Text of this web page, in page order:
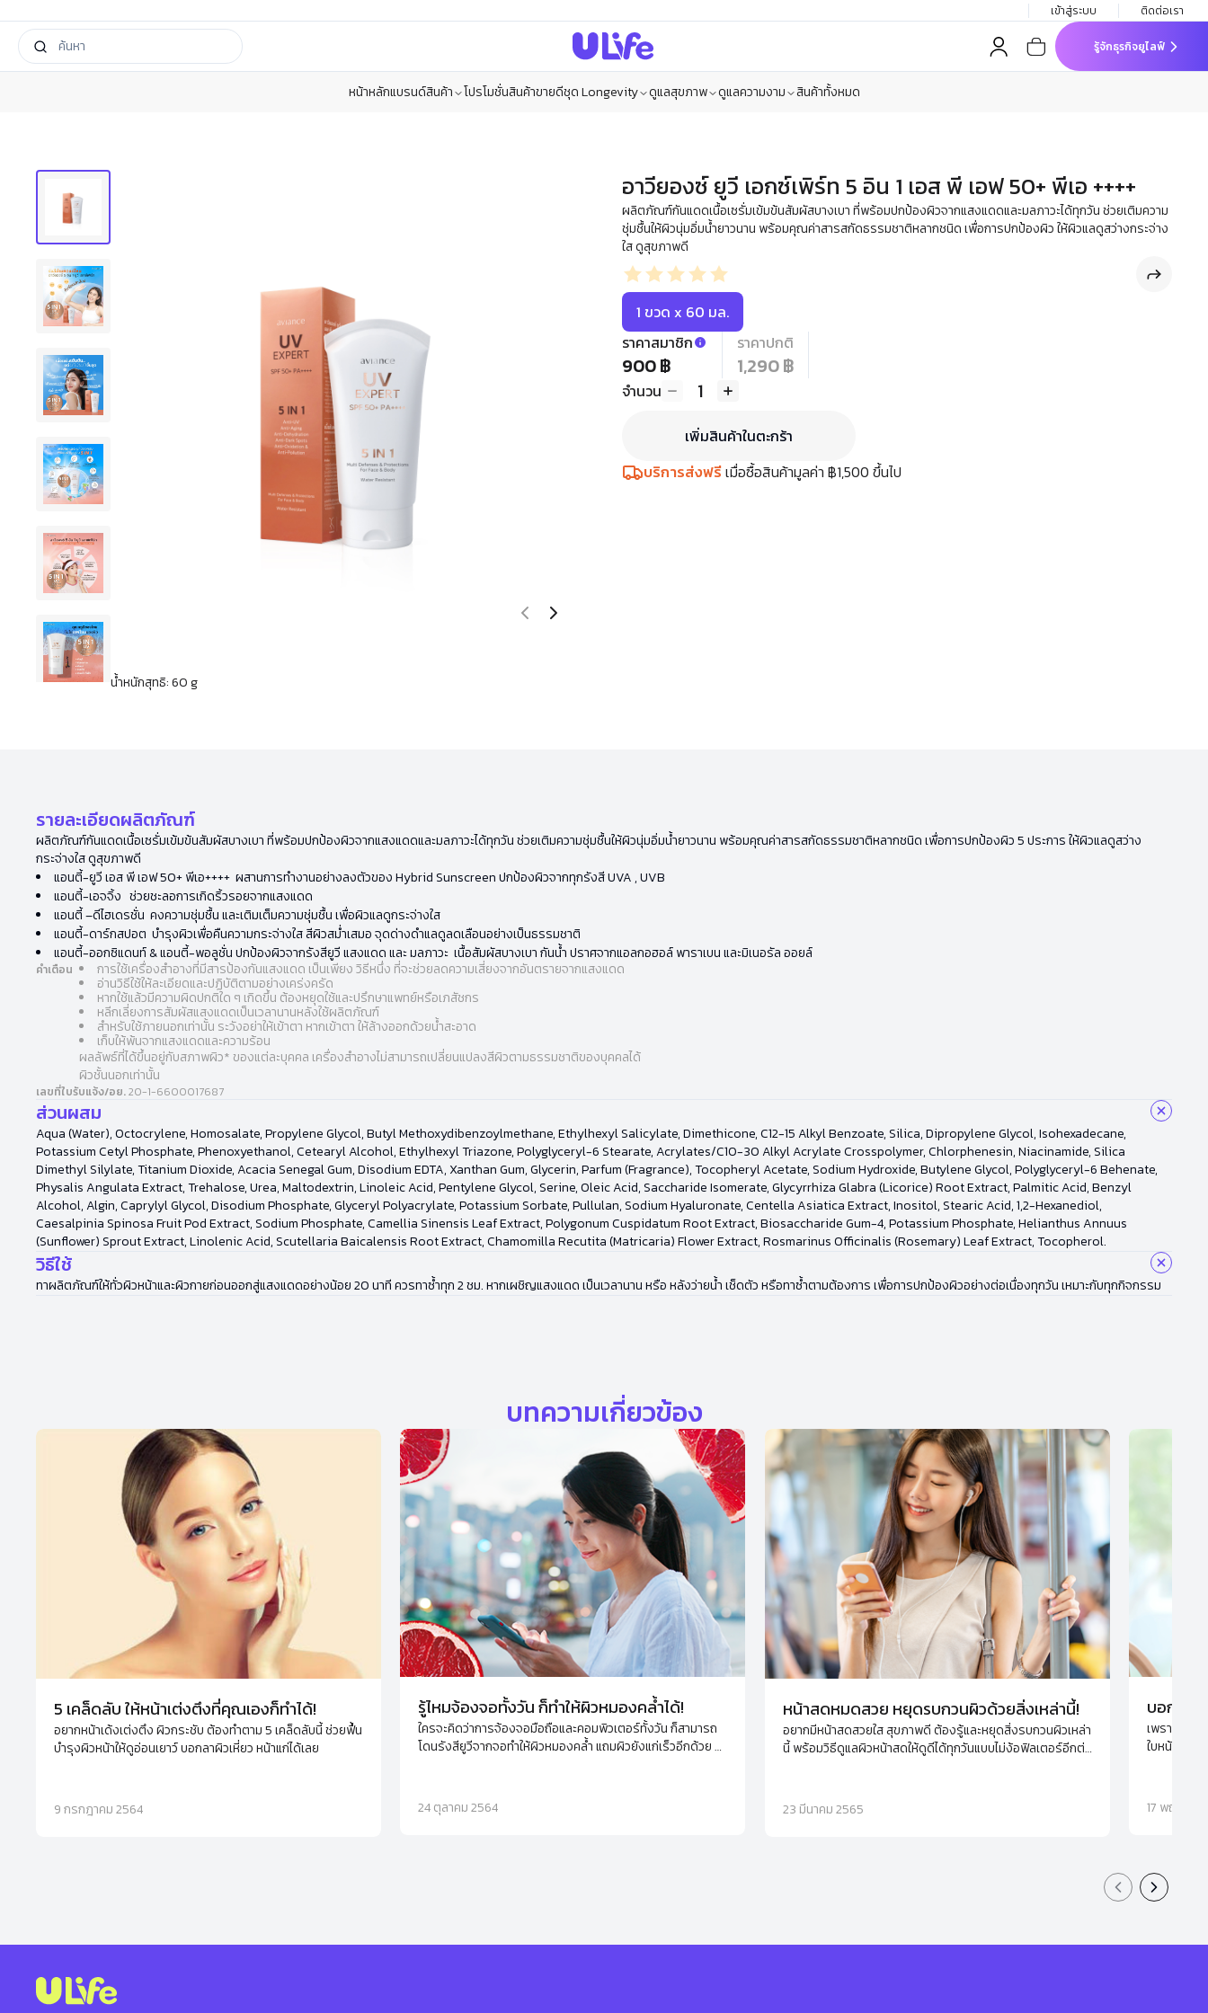
เข้าสู่ระบบ ติดต่อเรา
รู้จักธุรกิจยูไลฟ์
หน้าหลักแบรนด์สินค้า โปรโมชั่นสินค้าขายดีชุด Longevity ดูแลสุขภาพ ดูแลความงาม สินค้าทั้งหมด
น้ำหนักสุทธิ: 60 g
อาวียองซ์ ยูวี เอกซ์เพิร์ท 5 อิน 1 เอส พี เอฟ 50+ พีเอ ++++
ผลิตภัณฑ์กันแดดเนื้อเซรั่มเข้มข้นสัมผัสบางเบา ที่พร้อมปกป้องผิวจากแสงแดดและมลภาวะได้ทุกวัน ช่วยเติมความ
ชุ่มชื้นให้ผิวนุ่มอิ่มน้ำยาวนาน พร้อมคุณค่าสารสกัดธรรมชาติหลากชนิด เพื่อการปกป้องผิว ให้ผิวแลดูสว่างกระจ่าง
ใส ดูสุขภาพดี
1 ขวด x 60 มล.
ราคาสมาชิก
900 ฿
ราคาปกติ
1,290 ฿
จำนวน 1
เพิ่มสินค้าในตะกร้า
บริการส่งฟรีเมื่อซื้อสินค้ามูลค่า ฿1,500 ขึ้นไป
รายละเอียดผลิตภัณฑ์
ผลิตภัณฑ์กันแดดเนื้อเซรั่มเข้มข้นสัมผัสบางเบา ที่พร้อมปกป้องผิวจากแสงแดดและมลภาวะได้ทุกวัน ช่วยเติมความชุ่มชื้นให้ผิวนุ่มอิ่มน้ำยาวนาน พร้อมคุณค่าสารสกัดธรรมชาติหลากชนิด เพื่อการปกป้องผิว 5 ประการ ให้ผิวแลดูสว่าง
กระจ่างใส ดูสุขภาพดี
แอนตี้-ยูวี เอส พี เอฟ 50+ พีเอ++++ ผสานการทำงานอย่างลงตัวของ Hybrid Sunscreen ปกป้องผิวจากทุกรังสี UVA , UVB
แอนตี้-เอจจิ้ง ช่วยชะลอการเกิดริ้วรอยจากแสงแดด
แอนตี้ –ดีไฮเดรชั่น คงความชุ่มชื้น และเติมเต็มความชุ่มชื้น เพื่อผิวแลดูกระจ่างใส
แอนตี้-ดาร์กสปอต บำรุงผิวเพื่อคืนความกระจ่างใส สีผิวสม่ำเสมอ จุดด่างดำแลดูลดเลือนอย่างเป็นธรรมชาติ
แอนตี้-ออกซิแดนท์ & แอนตี้-พอลูชั่น ปกป้องผิวจากรังสียูวี แสงแดด และ มลภาวะ เนื้อสัมผัสบางเบา กันน้ำ ปราศจากแอลกอฮอล์ พาราเบน และมิเนอรัล ออยล์
คำเตือน การใช้เครื่องสำอางที่มีสารป้องกันแสงแดด เป็นเพียง วิธีหนึ่ง ที่จะช่วยลดความเสี่ยงจากอันตรายจากแสงแดด
อ่านวิธีใช้ให้ละเอียดและปฏิบัติตามอย่างเคร่งครัด
หากใช้แล้วมีความผิดปกติใด ๆ เกิดขึ้น ต้องหยุดใช้และปรึกษาแพทย์หรือเภสัชกร
หลีกเลี่ยงการสัมผัสแสงแดดเป็นเวลานานหลังใช้ผลิตภัณฑ์
สำหรับใช้ภายนอกเท่านั้น ระวังอย่าให้เข้าตา หากเข้าตา ให้ล้างออกด้วยน้ำสะอาด
เก็บให้พ้นจากแสงแดดและความร้อน
ผลลัพธ์ที่ได้ขึ้นอยู่กับสภาพผิว* ของแต่ละบุคคล เครื่องสำอางไม่สามารถเปลี่ยนแปลงสีผิวตามธรรมชาติของบุคคลได้
ผิวชั้นนอกเท่านั้น
เลขที่ใบรับแจ้ง/อย.20-1-6600017687
ส่วนผสม
Aqua (Water), Octocrylene, Homosalate, Propylene Glycol, Butyl Methoxydibenzoylmethane, Ethylhexyl Salicylate, Dimethicone, C12-15 Alkyl Benzoate, Silica, Dipropylene Glycol, Isohexadecane,
Potassium Cetyl Phosphate, Phenoxyethanol, Cetearyl Alcohol, Ethylhexyl Triazone, Polyglyceryl-6 Stearate, Acrylates/C10-30 Alkyl Acrylate Crosspolymer, Chlorphenesin, Niacinamide, Silica
Dimethyl Silylate, Titanium Dioxide, Acacia Senegal Gum, Disodium EDTA, Xanthan Gum, Glycerin, Parfum (Fragrance), Tocopheryl Acetate, Sodium Hydroxide, Butylene Glycol, Polyglyceryl-6 Behenate,
Physalis Angulata Extract, Trehalose, Urea, Maltodextrin, Linoleic Acid, Pentylene Glycol, Serine, Oleic Acid, Saccharide Isomerate, Glycyrrhiza Glabra (Licorice) Root Extract, Palmitic Acid, Benzyl
Alcohol, Algin, Caprylyl Glycol, Disodium Phosphate, Glyceryl Polyacrylate, Potassium Sorbate, Pullulan, Sodium Hyaluronate, Centella Asiatica Extract, Inositol, Stearic Acid, 1,2-Hexanediol,
Caesalpinia Spinosa Fruit Pod Extract, Sodium Phosphate, Camellia Sinensis Leaf Extract, Polygonum Cuspidatum Root Extract, Biosaccharide Gum-4, Potassium Phosphate, Helianthus Annuus
(Sunflower) Sprout Extract, Linolenic Acid, Scutellaria Baicalensis Root Extract, Chamomilla Recutita (Matricaria) Flower Extract, Rosmarinus Officinalis (Rosemary) Leaf Extract, Tocopherol.
วิธีใช้
ทาผลิตภัณฑ์ให้ทั่วผิวหน้าและผิวกายก่อนออกสู่แสงแดดอย่างน้อย 20 นาที ควรทาซ้ำทุก 2 ชม. หากเผชิญแสงแดด เป็นเวลานาน หรือ หลังว่ายน้ำ เช็ดตัว หรือทาซ้ำตามต้องการ เพื่อการปกป้องผิวอย่างต่อเนื่องทุกวัน เหมาะกับทุกกิจกรรม
บทความเกี่ยวข้อง
5 เคล็ดลับ ให้หน้าเต่งตึงที่คุณเองก็ทำได้!
อยากหน้าเด้งเต่งตึง ผิวกระชับ ต้องทำตาม 5 เคล็ดลับนี้ ช่วยฟื้น
บำรุงผิวหน้าให้ดูอ่อนเยาว์ บอกลาผิวเหี่ยว หน้าแก่ได้เลย
9 กรกฎาคม 2564
รู้ไหมจ้องจอทั้งวัน ก็ทำให้ผิวหมองคล้ำได้!
ใครจะคิดว่าการจ้องจอมือถือและคอมพิวเตอร์ทั้งวัน ก็สามารถ
โดนรังสียูวีจากจอทำให้ผิวหมองคล้ำ แถมผิวยังแก่เร็วอีกด้วย มา
24 ตุลาคม 2564
หน้าสดหมดสวย หยุดรบกวนผิวด้วยสิ่งเหล่านี้!
อยากมีหน้าสดสวยใส สุขภาพดี ต้องรู้และหยุดสิ่งรบกวนผิวเหล่า
นี้ พร้อมวิธีดูแลผิวหน้าสดให้ดูดีได้ทุกวันแบบไม่ง้อฟิลเตอร์อีกต่อ
23 มีนาคม 2565
บอกลาริ้
เพราะควา
ใบหน้า จัด
17 พฤษภาค
Previous slide
Next